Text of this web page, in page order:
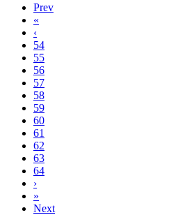
Prev
«
‹
54
55
56
57
58
59
60
61
62
63
64
›
»
Next